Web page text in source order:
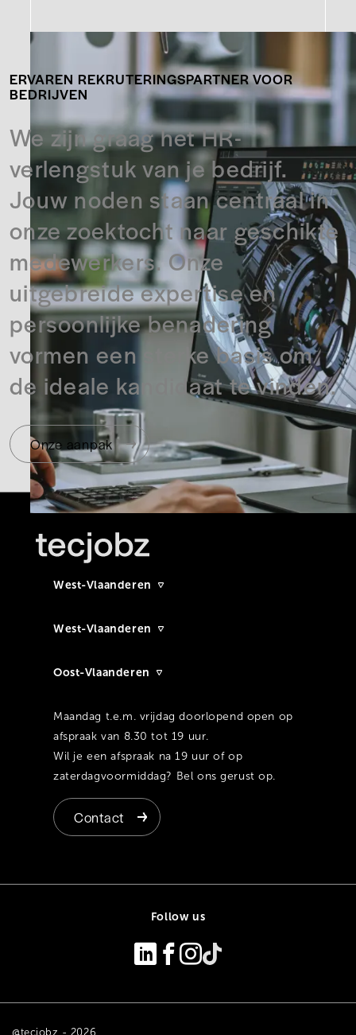
ERVAREN REKRUTERINGSPARTNER VOOR
BEDRIJVEN
We zijn graag het HR-
verlengstuk van je bedrijf.
Jouw noden staan centraal in
onze zoektocht naar geschikte
medewerkers. Onze
uitgebreide expertise en
persoonlijke benadering
vormen een sterke basis om
de ideale kandidaat te vinden.
Onze aanpak
West-Vlaanderen
West-Vlaanderen
Oost-Vlaanderen
Maandag t.e.m. vrijdag doorlopend open op
afspraak van 8.30 tot 19 uur.
Wil je een afspraak na 19 uur of op
zaterdagvoormiddag? Bel ons gerust op.
Contact
Follow us
@tecjobz - 2026